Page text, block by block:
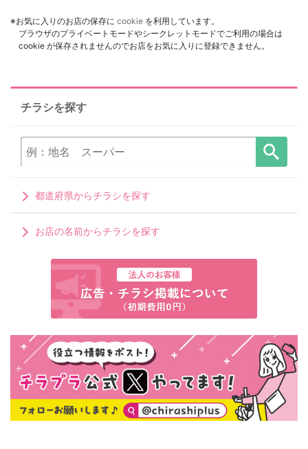
※お気に入りのお店の保存に cookie を利用しています。
ブラウザのプライベートモードやシークレットモードでご利用の場合は
cookie が保存されませんのでお店をお気に入りに登録できません。
チラシを探す
都道府県からチラシを探す
お店の名前からチラシを探す